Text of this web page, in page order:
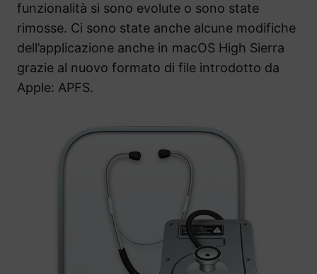
funzionalità si sono evolute o sono state
rimosse. Ci sono state anche alcune modifiche
dell’applicazione anche in macOS High Sierra
grazie al nuovo formato di file introdotto da
Apple: APFS.